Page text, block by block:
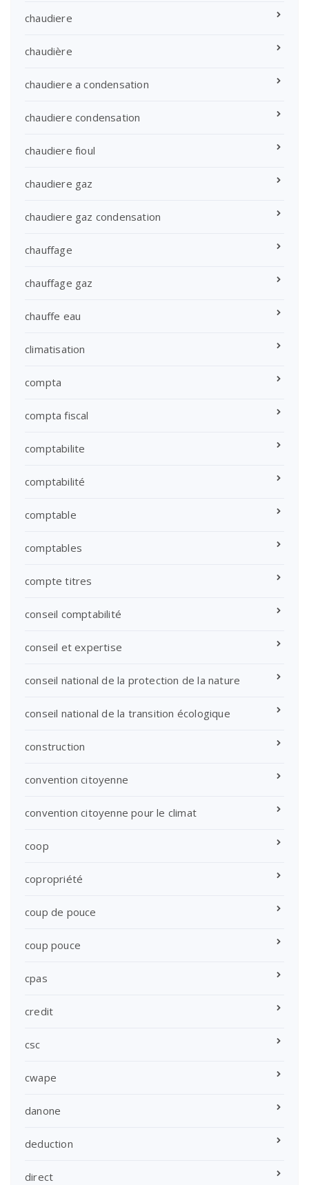
chaudiere
chaudière
chaudiere a condensation
chaudiere condensation
chaudiere fioul
chaudiere gaz
chaudiere gaz condensation
chauffage
chauffage gaz
chauffe eau
climatisation
compta
compta fiscal
comptabilite
comptabilité
comptable
comptables
compte titres
conseil comptabilité
conseil et expertise
conseil national de la protection de la nature
conseil national de la transition écologique
construction
convention citoyenne
convention citoyenne pour le climat
coop
copropriété
coup de pouce
coup pouce
cpas
credit
csc
cwape
danone
deduction
direct